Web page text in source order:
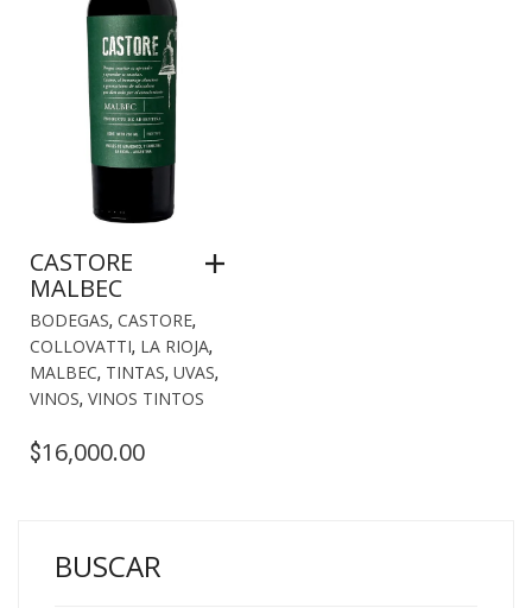
CASTORE
MALBEC
BODEGAS, CASTORE,
COLLOVATTI, LA RIOJA,
MALBEC, TINTAS, UVAS,
VINOS, VINOS TINTOS
$16,000.00
BUSCAR